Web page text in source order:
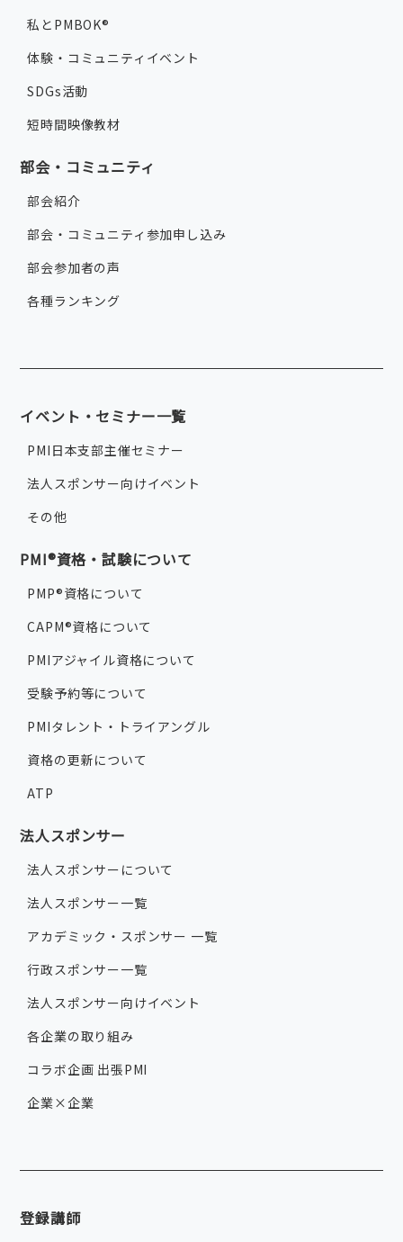
私とPMBOK®
体験・コミュニティイベント
SDGs活動
短時間映像教材
部会・コミュニティ
部会紹介
部会・コミュニティ参加申し込み
部会参加者の声
各種ランキング
イベント・セミナー一覧
PMI日本支部主催セミナー
法人スポンサー向けイベント
その他
PMI®資格・試験について
PMP®資格について
CAPM®資格について
PMIアジャイル資格について
受験予約等について
PMIタレント・トライアングル
資格の更新について
ATP
法人スポンサー
法人スポンサーについて
法人スポンサー一覧
アカデミック・スポンサー 一覧
行政スポンサー一覧
法人スポンサー向けイベント
各企業の取り組み
コラボ企画 出張PMI
企業×企業
登録講師